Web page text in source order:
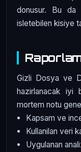
donusur. Bu da
isletebilen kisiye
Gizli Dosya ve
hazirlanacak
mortem notu
Kapsam ve
Kullanilan veri
Uygulanan